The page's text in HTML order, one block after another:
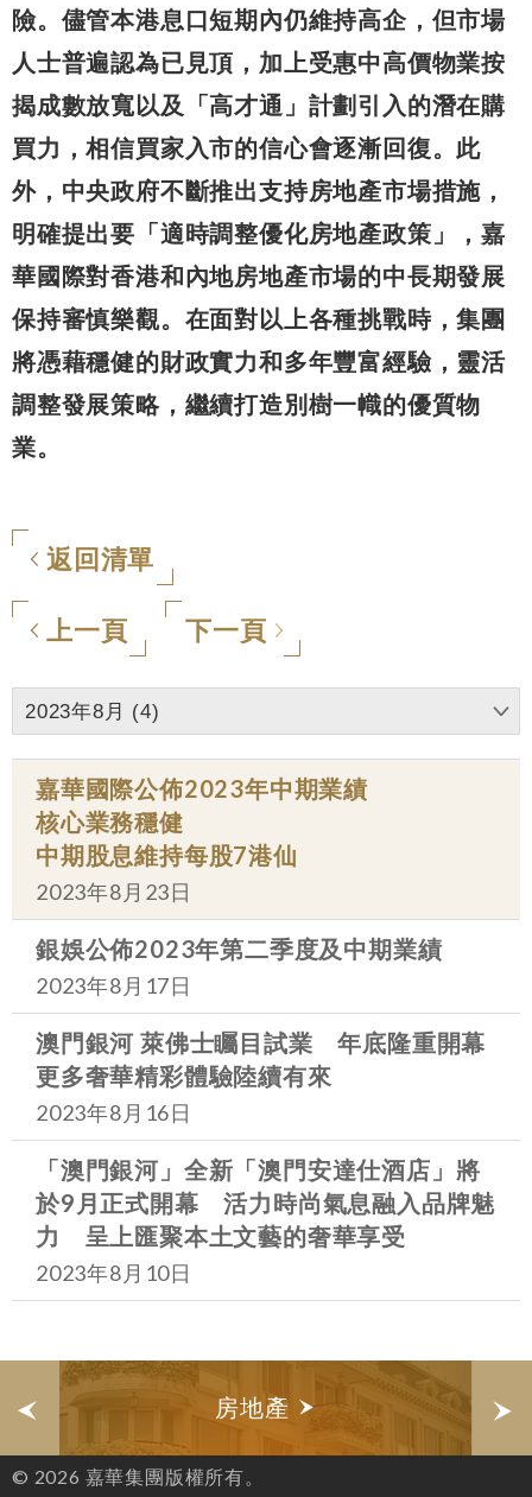
險。儘管本港息口短期內仍維持高企，但市場
人士普遍認為已見頂，加上受惠中高價物業按
揭成數放寬以及「高才通」計劃引入的潛在購
買力，相信買家入市的信心會逐漸回復。此
外，中央政府不斷推出支持房地產市場措施，
明確提出要「適時調整優化房地產政策」，嘉
華國際對香港和內地房地產市場的中長期發展
保持審慎樂觀。在面對以上各種挑戰時，集團
將憑藉穩健的財政實力和多年豐富經驗，靈活
調整發展策略，繼續打造別樹一幟的優質物
業。
返回清單
上一頁 下一頁
2023年8月 (4)
嘉華國際公佈2023年中期業績
核心業務穩健
中期股息維持每股7港仙
2023年8月23日
銀娛公佈2023年第二季度及中期業績
2023年8月17日
澳門銀河 萊佛士矚目試業 年底隆重開幕
更多奢華精彩體驗陸續有來
2023年8月16日
「澳門銀河」全新「澳門安達仕酒店」將
於9月正式開幕 活力時尚氣息融入品牌魅
力 呈上匯聚本土文藝的奢華享受
2023年8月10日
房地產
© 2026 嘉華集團版權所有。